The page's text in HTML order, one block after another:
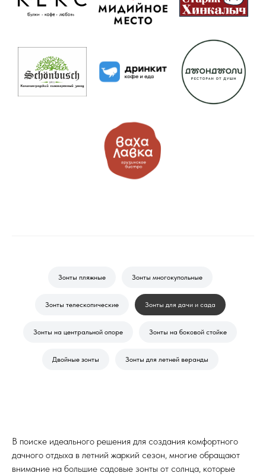
Зонты пляжные Зонты многокупольные
Зонты телескопические Зонты для дачи и сада
Зонты на центральной опоре Зонты на боковой стойке
Двойные зонты Зонты для летней веранды
В поиске идеального решения для создания комфортного
дачного отдыха в летний жаркий сезон, многие обращают
внимание на большие садовые зонты от солнца, которые